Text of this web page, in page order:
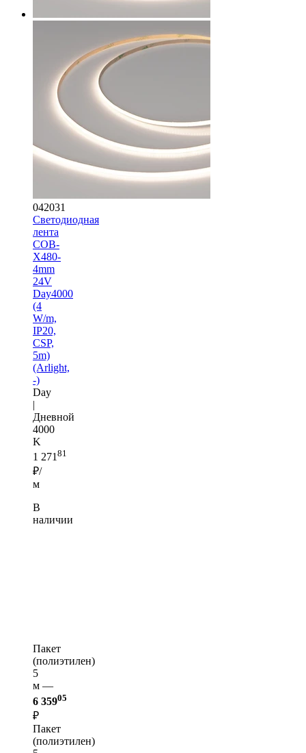
042031
Светодиодная
лента
COB-
X480-
4mm
24V
Day4000
(4
W/m,
IP20,
CSP,
5m)
(Arlight,
-)
Day
|
Дневной
4000
K
1 271 81
₽/
м
В
наличии
Пакет
(полиэтилен)
5
м —
6 35905
₽
Пакет
(полиэтилен)